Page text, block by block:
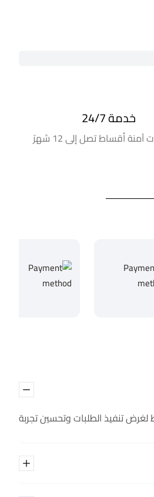
خدمة 24/7
أقساط تصل إلى 12 شهرً
لغرض تنفيذ الطلبات وتحسين تجربة